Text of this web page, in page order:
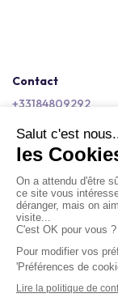
Contact
+33184809292
Conditions
Signaler un